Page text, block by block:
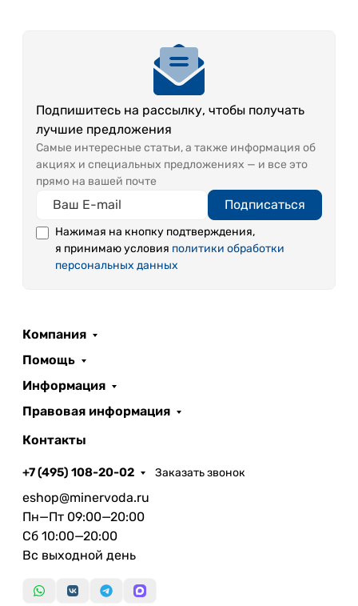
Подпишитесь на рассылку, чтобы получать
лучшие предложения
Самые интересные статьи, а также информация об
акциях и специальных предложениях — и все это
прямо на вашей почте
Подписаться
Нажимая на кнопку подтверждения,
я принимаю условия политики обработки
персональных данных
Компания
Помощь
Информация
Правовая информация
Контакты
+7 (495) 108-20-02 Заказать звонок
eshop@minervoda.ru
Пн—Пт 09:00—20:00
Сб 10:00—20:00
Вс выходной день